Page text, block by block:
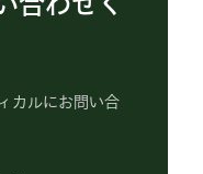
カルにお問い合